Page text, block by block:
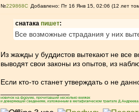
№229868 Добавлено: Пт 16 Янв 15, 02:06 (12 лет
снатака пишет:
Все возможные страдания у них
Из жажды у буддистов вытекают не
выводят свои законы из опытов, из
Если кто-то станет утверждать о не
новичок на форуме, прочитавший несколько книжек
и доверяющий сведениям, изложенным в метафизическом трактате